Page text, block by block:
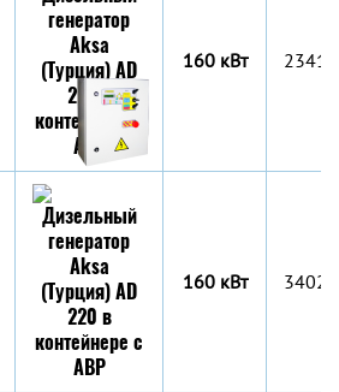
160 кВт
160 кВт